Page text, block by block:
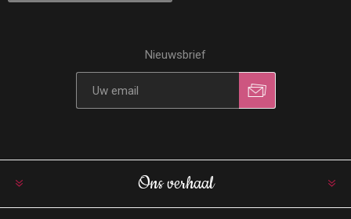
Nieuwsbrief
Ons verhaal